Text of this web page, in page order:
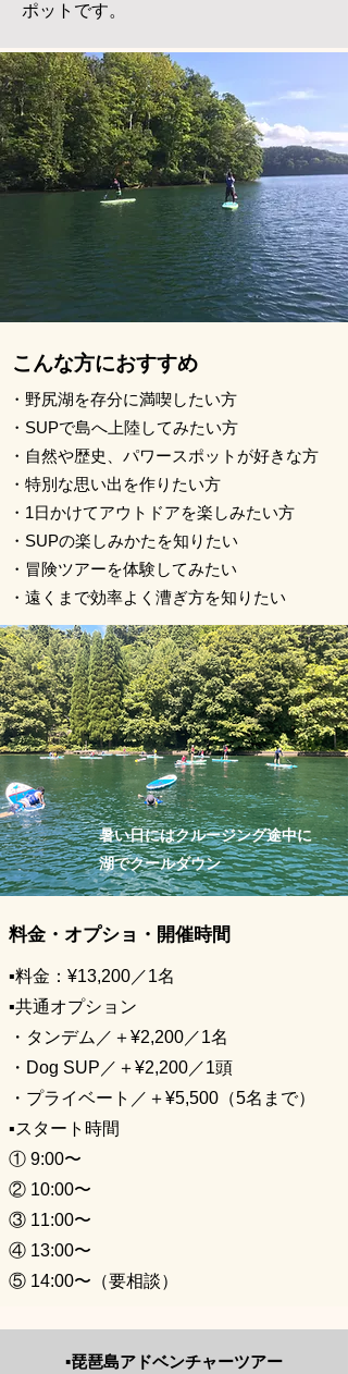
ポットです。
​こんな方におすすめ
・野尻湖を存分に満喫したい方
・SUPで島へ上陸してみたい方
・自然や歴史、パワースポットが好きな方
・特別な思い出を作りたい方
・1日かけてアウトドアを楽しみたい方
・SUPの楽しみかたを知りたい
・冒険ツアーを体験してみたい
​・遠くまで効率よく漕ぎ方を知りたい
暑い日にはクルージング途中に
湖でクールダウン
料金・オプショ・開催時間
▪️料金： ¥13,200／1名
▪️共通オプション
・タンデム／＋¥2,200／1名
・Dog SUP／＋¥2,200／1頭
・プライベート／＋¥5,500（5名まで）
▪️スタート時間
① 9:00〜
② 10:00〜
③ 11:00〜
④ 13:00〜
⑤ 14:00〜（要相談）
▪️琵琶島アドベンチャーツアー